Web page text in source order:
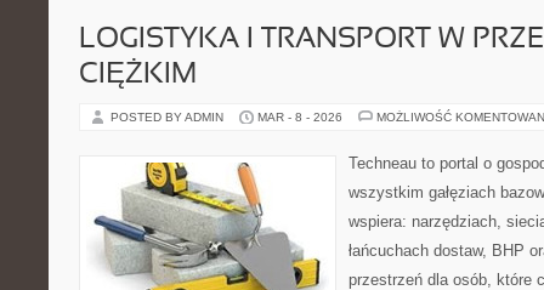
LOGISTYKA I TRANSPORT W
CIĘŻKIM
POSTED BY ADMIN MAR - 8 - 2026 MOŻLIWOŚĆ
Techneau to portal o
wszystkim gałęziach
wspiera: narzędziach,
łańcuchach dostaw, BHP
przestrzeń dla osób, które